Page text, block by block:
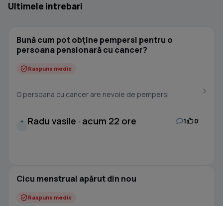
Ultimele intrebari
Bună cum pot obține pempersi pentru o
persoana pensionară cu cancer?
Raspuns medic
O persoana cu cancer are nevoie de pempersi
R Radu vasile · acum 22 ore 1 0
Cicu menstrual apărut din nou
Raspuns medic